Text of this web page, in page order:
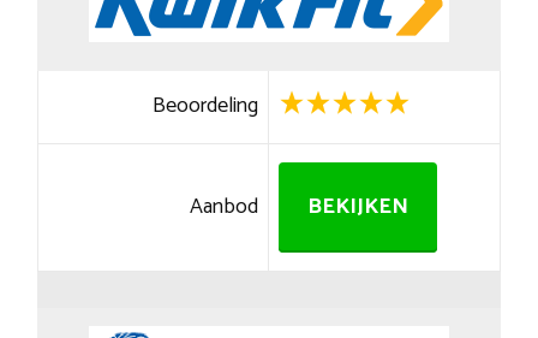
Beoordeling
Aanbod BEKIJKEN